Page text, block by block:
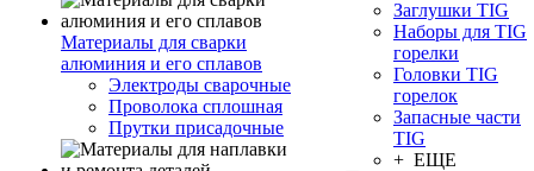
Материалы для сварки
алюминия и его сплавов
Электроды сварочные
Проволока сплошная
Прутки присадочные
Заглушки TIG
Наборы для TIG
горелки
Головки TIG
горелок
Запасные части
TIG
+ ЕЩЕ